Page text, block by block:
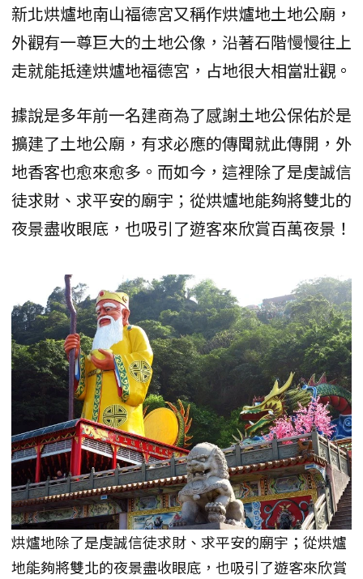
新北烘爐地南山福德宮又稱作烘爐地土地公廟，
外觀有一尊巨大的土地公像，沿著石階慢慢往上
走就能抵達烘爐地福德宮，占地很大相當壯觀。
據說是多年前一名建商為了感謝土地公保佑於是
擴建了土地公廟，有求必應的傳聞就此傳開，外
地香客也愈來愈多。而如今，這裡除了是虔誠信
徒求財、求平安的廟宇；從烘爐地能夠將雙北的
夜景盡收眼底，也吸引了遊客來欣賞百萬夜景！
烘爐地除了是虔誠信徒求財、求平安的廟宇；從烘爐
地能夠將雙北的夜景盡收眼底，也吸引了遊客來欣賞